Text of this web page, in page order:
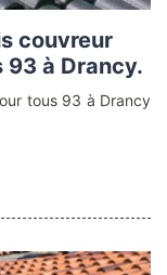
couvreur
à Drancy.
tous 93 à Drancy